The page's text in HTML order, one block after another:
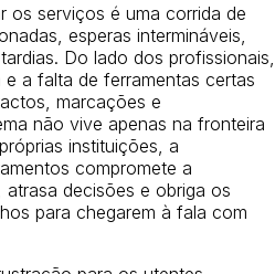
os serviços é uma corrida de
esperas intermináveis,
Do lado dos profissionais,
a falta de ferramentas certas
marcações e
não vive apenas na fronteira
instituições, a
compromete a
decisões e obriga os
para chegarem à fala com